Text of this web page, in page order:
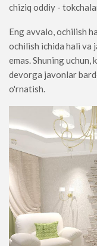
chiziq oddiy -
Eng avvalo, ochilish
ochilish ichida hali va
emas. Shuning
devorga javonlar
o'rnatish.